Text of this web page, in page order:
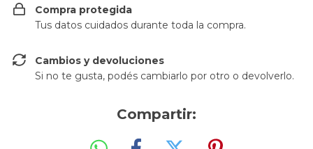
Compra protegida
Tus datos cuidados durante toda la compra.
Cambios y devoluciones
Si no te gusta, podés cambiarlo por otro o devolverlo.
Compartir: